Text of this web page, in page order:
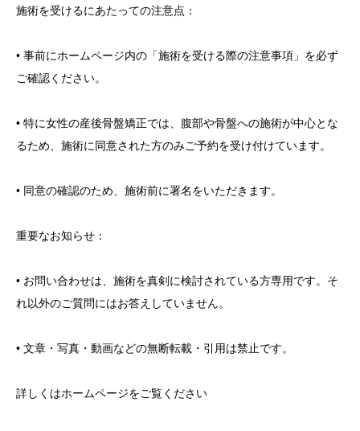
施術を受けるにあたっての注意点：
• 事前にホームページ内の「施術を受ける際の注意事項」を必ず
ご確認ください。
• 特に女性の産後骨盤矯正では、腹部や骨盤への施術が中心とな
るため、施術に同意された方のみご予約を受け付けています。
• 同意の確認のため、施術前に署名をいただきます。
重要なお知らせ：
• お問い合わせは、施術を真剣に検討されている方専用です。そ
れ以外のご質問にはお答えしていません。
• 文章・写真・動画などの無断転載・引用は禁止です。
詳しくはホームページをご覧ください